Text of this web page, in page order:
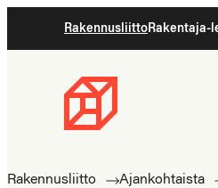
suoraan
RakennusliittoRakentaja-
Rakennusliitto
ammattilaisten
Rakennusliitto Ajankohtaista